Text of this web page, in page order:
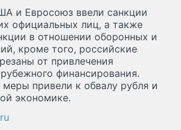
и Евросоюз ввели санкции
официальных лиц, а также
в отношении оборонных и
кроме того, российские
от привлечения
финансирования.
меры привели к обвалу рубля и
экономике.